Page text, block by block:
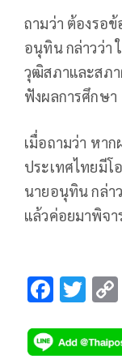
ถามว่า ต้องรอ
อนุทิน กล่าวว่า
วุฒิสภาและสภา
ฟังผลการศึกษา
เมื่อถามว่า หา
ประเทศไทยมีโ
นายอนุทิน กล่า
แล้วค่อยมาพิจ
F
e
T
tt